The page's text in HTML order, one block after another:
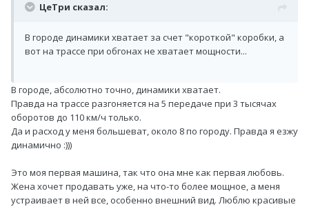
ЦеТри сказал:
В городе динамики хватает за счет "короткой" коробки, а
вот на трассе при обгонах не хватает мощности...
В городе, абсолютно точно, динамики хватает.
Правда на трассе разгоняется на 5 передаче при 3 тысячах
оборотов до 110 км/ч только.
Да и расход у меня большеват, около 8 по городу. Правда я езжу
динамично :)))
Это моя первая машина, так что она мне как первая любовь.
Жена хочет продавать уже, на что-то более мощное, а меня
устраивает в ней все, особенно внешний вид. Люблю красивые